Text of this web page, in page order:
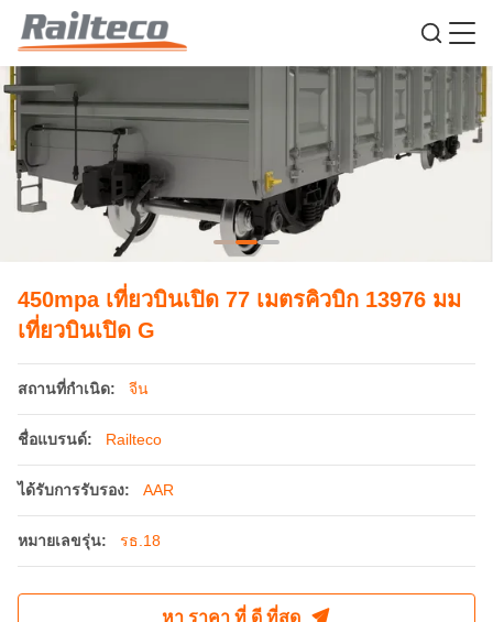
450mpa เที่ยวบินเปิด 77 เมตรคิวบิก 13976 มม
เที่ยวบินเปิด G
สถานที่กำเนิด: จีน
ชื่อแบรนด์: Railteco
ได้รับการรับรอง: AAR
หมายเลขรุ่น: รธ.18
หา ราคา ที่ ดี ที่สุด